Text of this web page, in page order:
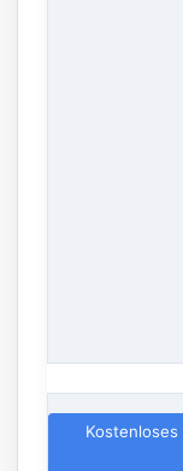
Kostenloses